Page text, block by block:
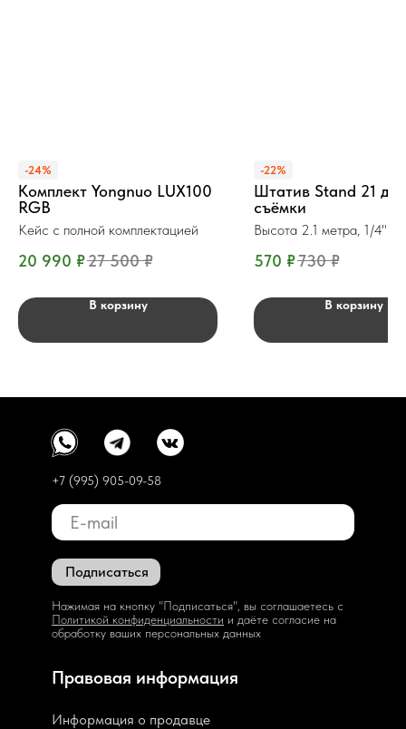
-24%
Комплект Yongnuo LUX100
RGB
Кейс с полной комплектацией
20 990 ₽27 500 ₽
В корзину
-22%
Штатив Stand 21 для
съёмки
Высота 2.1 метра, 1/4"
570 ₽730 ₽
В корзину
Подписаться
Нажимая на кнопку "Подписаться", вы соглашаетесь с
Политикой конфиденциальности и даёте согласие на
обработку ваших персональных данных
Информация о продавце
Правовая информация
+7 (995) 905-09-58